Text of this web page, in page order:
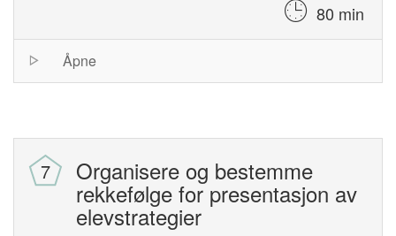
80 min
Åpne
Session
Organisere og bestemme
rekkefølge for presentasjon av
elevstrategier